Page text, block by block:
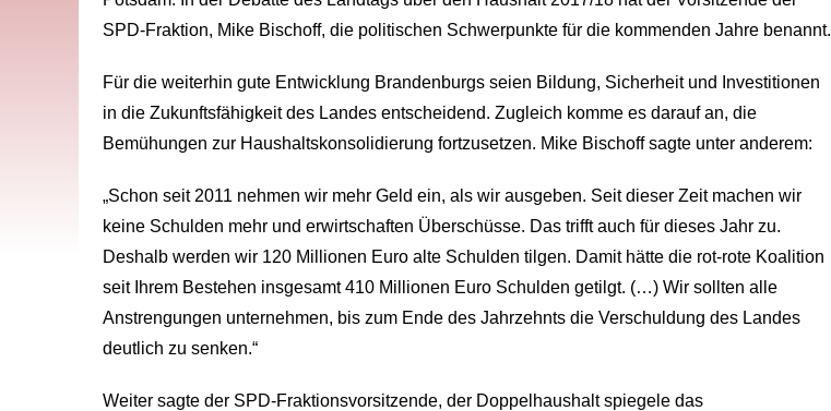
SPD-Fraktion, Mike Bischoff, die politischen Schwerpunkte für die kommenden Jahre benannt.
Für die weiterhin gute Entwicklung Brandenburgs seien Bildung, Sicherheit und Investitionen
in die Zukunftsfähigkeit des Landes entscheidend. Zugleich komme es darauf an, die
Bemühungen zur Haushaltskonsolidierung fortzusetzen. Mike Bischoff sagte unter anderem:
„Schon seit 2011 nehmen wir mehr Geld ein, als wir ausgeben. Seit dieser Zeit machen wir
keine Schulden mehr und erwirtschaften Überschüsse. Das trifft auch für dieses Jahr zu.
Deshalb werden wir 120 Millionen Euro alte Schulden tilgen. Damit hätte die rot-rote Koalition
seit Ihrem Bestehen insgesamt 410 Millionen Euro Schulden getilgt. (…) Wir sollten alle
Anstrengungen unternehmen, bis zum Ende des Jahrzehnts die Verschuldung des Landes
deutlich zu senken.“
Weiter sagte der SPD-Fraktionsvorsitzende, der Doppelhaushalt spiegele das